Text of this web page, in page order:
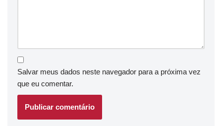
Salvar meus dados neste navegador para a próxima vez
que eu comentar.